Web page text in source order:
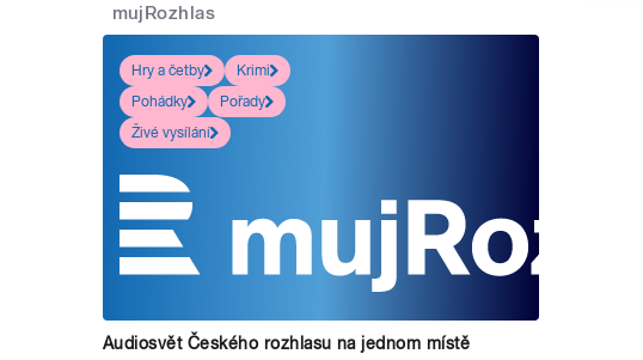
mujRozhlas
Hry a četby
Krimi
Pohádky
Pořady
Živé vysílání
Audiosvět Českého rozhlasu na jednom místě